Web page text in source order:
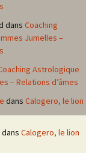
dans Coaching
Jumelles –
Astrologique
– Relations d’âmes
dans Calogero, le lion
dans Calogero, le lion